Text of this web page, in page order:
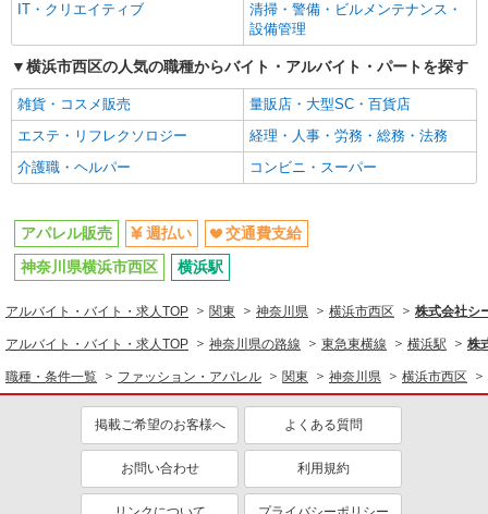
交通費支給
IT・クリエイティブ
清掃・警備・ビルメンテナンス・
設備管理
横浜市西区の人気の職種からバイト・アルバイト・パートを探す
雑貨・コスメ販売
量販店・大型SC・百貨店
エステ・リフレクソロジー
経理・人事・労務・総務・法務
介護職・ヘルパー
コンビニ・スーパー
アパレル販売 週払い
交通費支給
神奈川県横浜市西区
横浜駅
アルバイト・バイト・求人TOP 関東 神奈川県 横浜市西区 株式会社シ
アルバイト・バイト・求人TOP 神奈川県の路線 東急東横線 横浜駅 株
職種・条件一覧 ファッション・アパレル 関東 神奈川県 横浜市西区
掲載ご希望のお客様へ よくある質問
お問い合わせ 利用規約